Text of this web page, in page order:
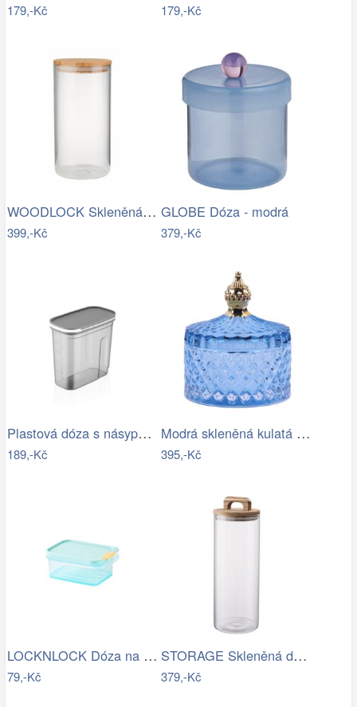
179,-Kč 179,-Kč
WOODLOCK Skleněná dóza 2300 ml - čirá…
399,-Kč
GLOBE Dóza - modrá
379,-Kč
Plastová dóza s násypkou QLUX 3000ml
189,-Kč
Modrá skleněná kulatá dóza s víčkem…
395,-Kč
LOCKNLOCK Dóza na potraviny LOCK 450ml…
79,-Kč
STORAGE Skleněná dóza 1800 ml
379,-Kč